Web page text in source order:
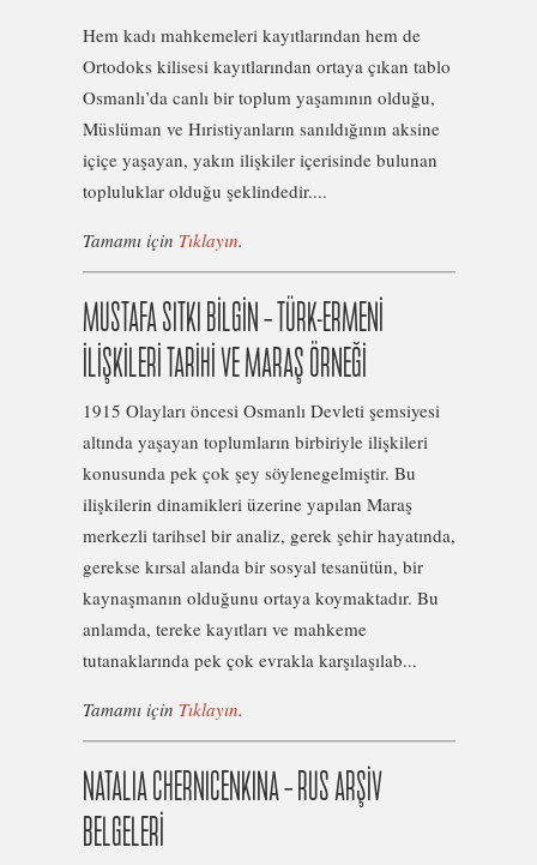
Hem kadı mahkemeleri kayıtlarından hem de
Ortodoks kilisesi kayıtlarından ortaya çıkan tablo
Osmanlı’da canlı bir toplum yaşamının olduğu,
Müslüman ve Hıristiyanların sanıldığının aksine
içiçe yaşayan, yakın ilişkiler içerisinde bulunan
topluluklar olduğu şeklindedir....
Tamamı için Tıklayın.
MUSTAFA SITKI BİLGİN – TÜRK-ERMENİ
İLİŞKİLERİ TARİHİ VE MARAŞ ÖRNEĞİ
1915 Olayları öncesi Osmanlı Devleti şemsiyesi
altında yaşayan toplumların birbiriyle ilişkileri
konusunda pek çok şey söylenegelmiştir. Bu
ilişkilerin dinamikleri üzerine yapılan Maraş
merkezli tarihsel bir analiz, gerek şehir hayatında,
gerekse kırsal alanda bir sosyal tesanütün, bir
kaynaşmanın olduğunu ortaya koymaktadır. Bu
anlamda, tereke kayıtları ve mahkeme
tutanaklarında pek çok evrakla karşılaşılab...
Tamamı için Tıklayın.
NATALIA CHERNICENKINA – RUS ARŞİV
BELGELERİ